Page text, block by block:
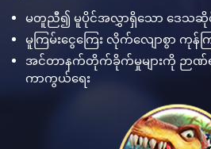
မတူညီ၍ မူပိုင်အလွှာရှိသော ဒေသဆိုင်ရ
မူကြမ်းငွေကြေး လိုက်လျောစွာ ကုန်
အင်တာနက်တိုက်ခိုက်မှုများကို ဉာဏ်
ကာကွယ်ရေး